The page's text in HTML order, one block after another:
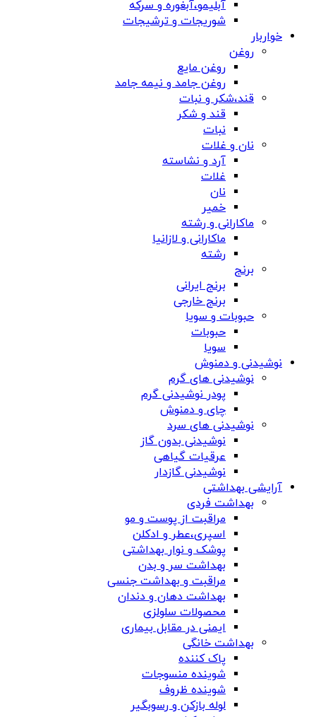
آبلیمو،آبغوره و سرکه
شوریجات و ترشیجات
خواربار
روغن
روغن مایع
روغن جامد و نیمه جامد
قند،شکر و نبات
قند و شکر
نبات
نان و غلات
آرد و نشاسته
غلات
نان
خمیر
ماکارانی و رشته
ماکارانی و لازانیا
رشته
برنج
برنج ایرانی
برنج خارجی
حبوبات و سویا
حبوبات
سویا
نوشیدنی و دمنوش
نوشیدنی های گرم
پودر نوشیدنی گرم
چای و دمنوش
نوشیدنی های سرد
نوشیدنی بدون گاز
عرقیات گیاهی
نوشیدنی گازدار
آرایشی بهداشتی
بهداشت فردی
مراقبت از پوست و مو
اسپری،عطر و ادکلن
پوشک و نوار بهداشتی
بهداشت سر و بدن
مراقبت و بهداشت جنسی
بهداشت دهان و دندان
محصولات سلولزی
ایمنی در مقابل بیماری
بهداشت خانگی
پاک کننده
شوینده منسوجات
شوینده ظروف
لوله بازکن و رسوبگیر